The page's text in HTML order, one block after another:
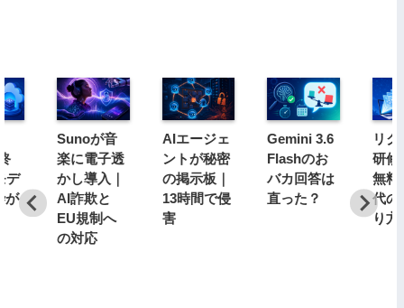
デ
が
Sunoが音
楽に電子透
かし導入｜
AI詐欺と
EU規制へ
の対応
AIエージェ
ントが秘密
の掲示板｜
13時間で侵
害
Gemini 3.6
Flashのお
バカ回答は
直った？
リク
研修
無料
代の
り方